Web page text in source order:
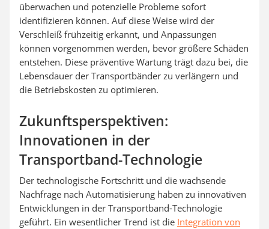
überwachen und potenzielle Probleme sofort
identifizieren können. Auf diese Weise wird der
Verschleiß frühzeitig erkannt, und Anpassungen
können vorgenommen werden, bevor größere Schäden
entstehen. Diese präventive Wartung trägt dazu bei, die
Lebensdauer der Transportbänder zu verlängern und
die Betriebskosten zu optimieren.
Zukunftsperspektiven:
Innovationen in der
Transportband-Technologie
Der technologische Fortschritt und die wachsende
Nachfrage nach Automatisierung haben zu innovativen
Entwicklungen in der Transportband-Technologie
geführt. Ein wesentlicher Trend ist die Integration von